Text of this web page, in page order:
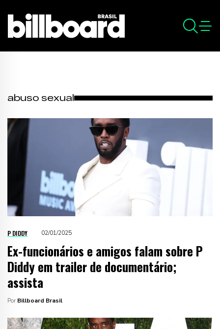
abuso sexual
P DIDDY 02/01/2025
Ex-funcionários e amigos falam sobre P
Diddy em trailer de documentário;
assista
Por Billboard Brasil